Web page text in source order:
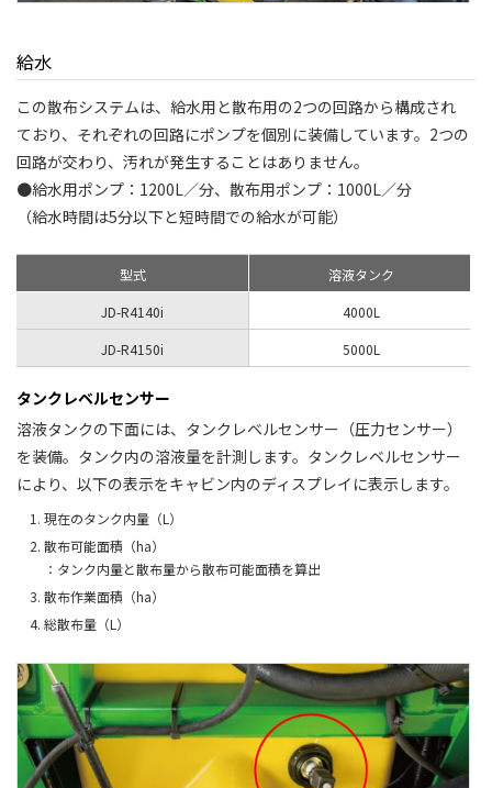
給水
この散布システムは、給水用と散布用の2つの回路から構成され
ており、それぞれの回路にポンプを個別に装備しています。2つの
回路が交わり、汚れが発生することはありません。
●給水用ポンプ：1200L／分、散布用ポンプ：1000L／分
（給水時間は5分以下と短時間での給水が可能）
型式
溶液タンク
JD-R4140i
4000L
JD-R4150i
5000L
タンクレベルセンサー
溶液タンクの下面には、タンクレベルセンサー（圧力センサー）
を装備。タンク内の溶液量を計測します。タンクレベルセンサー
により、以下の表示をキャビン内のディスプレイに表示します。
現在のタンク内量（L）
散布可能面積（ha）
：タンク内量と散布量から散布可能面積を算出
散布作業面積（ha）
総散布量（L）